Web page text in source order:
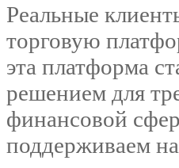
Реальные
торговую
эта платформа
решением для
финансовой
поддерживаем